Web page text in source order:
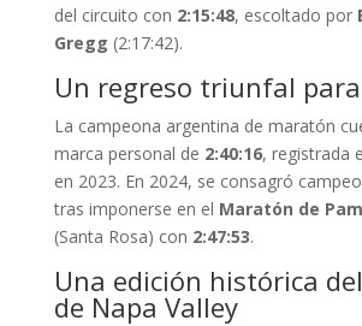
del circuito con 2:15:48, escoltado por
Gregg (2:17:42).
Un regreso triunfal
La campeona argentina de maratón
marca personal de 2:40:16, registrada
en 2023. En 2024, se consagró
tras imponerse en el Maratón de
(Santa Rosa) con 2:47:53.
Una edición histórica
de Napa Valley